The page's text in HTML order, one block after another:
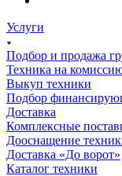
Услуги
Подбор и продажа
Техника на
Выкуп техники
Подбор
Доставка
Комплексные
Дооснащение
Доставка «До ворот»
Каталог техники